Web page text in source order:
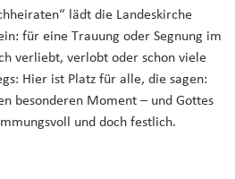
lädt die Landeskirche
für eine Trauung oder Segnung im
verliebt, verlobt oder schon viele
Hier ist Platz für alle, die sagen:
besonderen Moment – und Gottes
und doch festlich.